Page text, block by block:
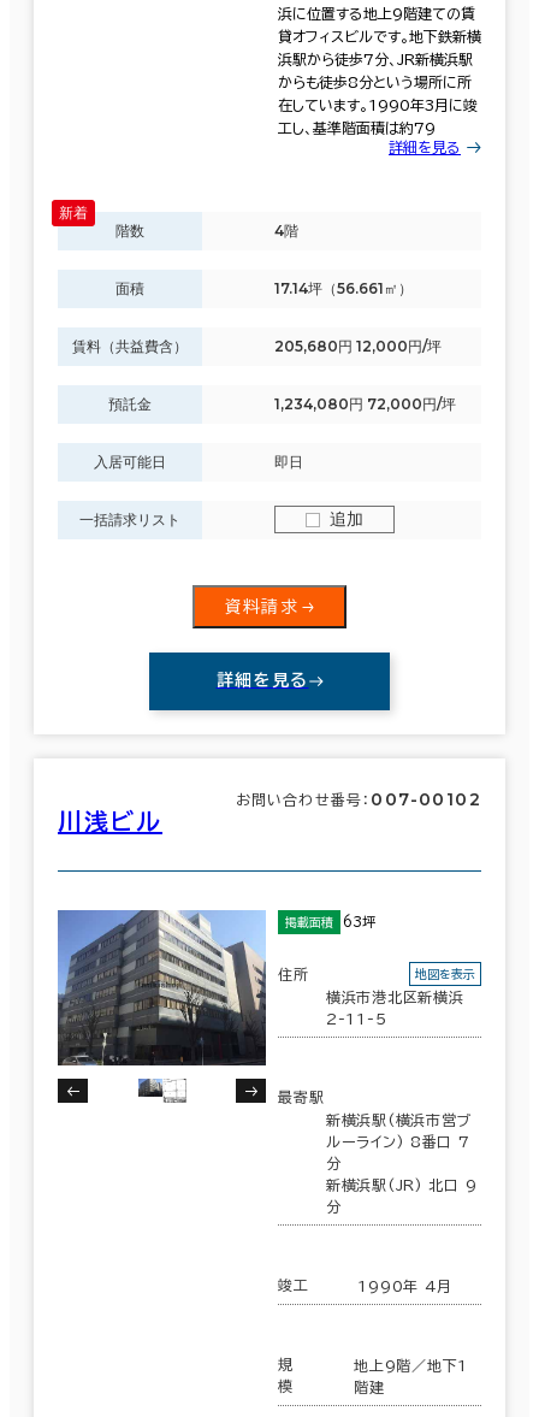
浜に位置する地上9階建ての賃
貸オフィスビルです。地下鉄新横
浜駅から徒歩7分、JR新横浜駅
からも徒歩8分という場所に所
在しています。1990年3月に竣
工し、基準階面積は約79
詳細を見る
階数 4階
面積 17.14坪（56.661㎡）
賃料（共益費含） 205,680円 12,000円/坪
預託金 1,234,080円 72,000円/坪
入居可能日 即日
一括請求リスト 追加
資料請求
詳細を見る
川浅ビル
お問い合わせ番号： 007-00102
掲載面積 63坪
住所
横浜市港北区新横浜
2-11-5
地図を表示
最寄駅
新横浜駅(横浜市営ブ
ルーライン) 8番口 7
分
新横浜駅(JR) 北口 9
分
竣工 1990年 4月
規
模
地上9階／地下1
階建